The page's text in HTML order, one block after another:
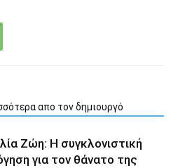
απο τον δημιουργό
Ζώη: Η συγκλονιστική
για τον θάνατο της